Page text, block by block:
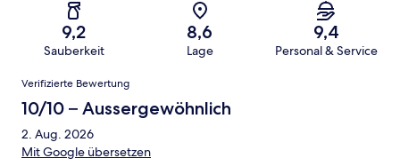
9,2
Sauberkeit
8,6
Lage
9,4
Personal & Service
Bewertungen
Verifizierte Bewertung
10/10 – Aussergewöhnlich
2. Aug. 2026
Mit Google übersetzen